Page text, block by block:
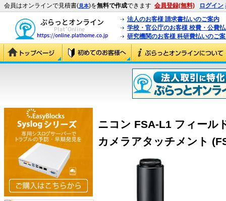
会員はオンラインで見積書(見本)を無料で作成できます 会員登録(無料) ログイン
法人のお客様 請求書払いのご案内
学校・官公庁のお客様 校費・公費
研究機関のお客様 科研費払いのご
ニコン FSA-L1 フィール
カメラアタッチメント